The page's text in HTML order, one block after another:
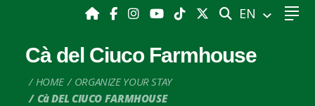
SEARCH
EN
Cà del Ciuco Farmhouse
HOME
ORGANIZE YOUR STAY
Cà DEL CIUCO FARMHOUSE